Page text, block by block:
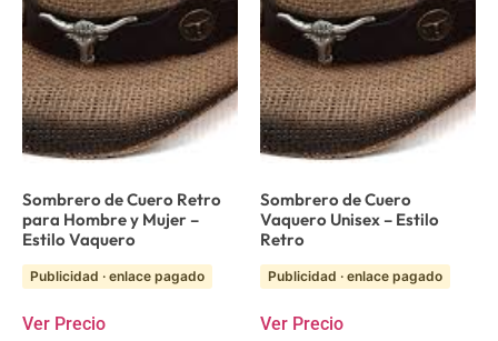
Sombrero de Cuero Retro
para Hombre y Mujer –
Estilo Vaquero
Publicidad · enlace pagado
Ver Precio
Sombrero de Cuero
Vaquero Unisex – Estilo
Retro
Publicidad · enlace pagado
Ver Precio